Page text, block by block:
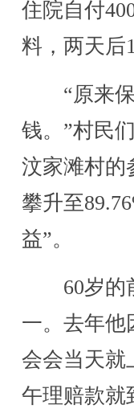
住院自付
料，两天后
“原来保
钱。”村民
汶家滩村的
攀升至
益”。
60岁的前
一。去年他
会会当天就
午理赔款